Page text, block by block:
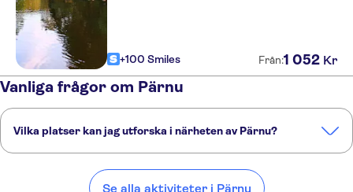
+100 Smiles Från:1 052 Kr
Vanliga frågor om Pärnu
Vilka platser kan jag utforska i närheten av Pärnu?
Riga Helsingfors Åbo
Se alla aktiviteter i Pärnu